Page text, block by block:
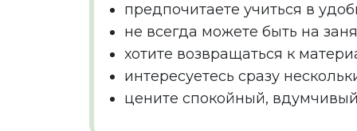
предпочитаете учиться в
не всегда можете быть на
хотите возвращаться к
интересуетесь сразу
цените спокойный,